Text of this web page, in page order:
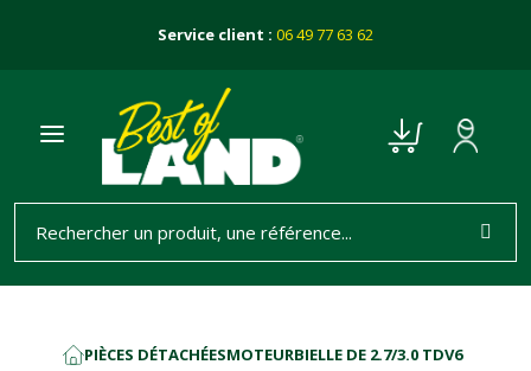
Service client : 06 49 77 63 62
PIÈCES DÉTACHÉESMOTEURBIELLE DE 2.7/3.0 TDV6